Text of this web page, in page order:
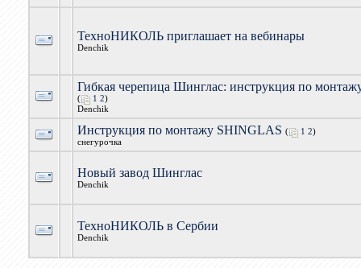
ТехноНИКОЛЬ приглашает на вебинары
Denchik
Гибкая черепица Шинглас: инструкция по
( 1 2)
Denchik
Инструкция по монтажу SHINGLAS ( 1 2)
снегурочка
Новый завод Шинглас
Denchik
ТехноНИКОЛЬ в Сербии
Denchik